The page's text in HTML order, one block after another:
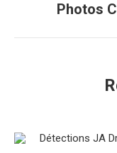
Photos
Détections JA